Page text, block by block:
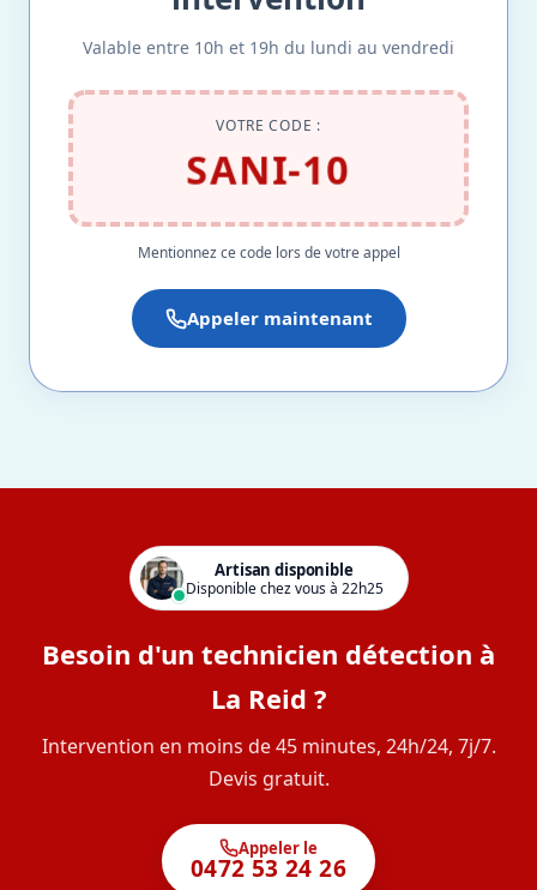
Valable entre 10h et 19h du lundi au vendredi
VOTRE CODE :
SANI-10
Mentionnez ce code lors de votre appel
Appeler maintenant
Artisan disponible
Disponible chez vous à 22h25
Besoin d'un technicien détection à
La Reid ?
Intervention en moins de 45 minutes, 24h/24, 7j/7.
Devis gratuit.
Appeler le
0472 53 24 26